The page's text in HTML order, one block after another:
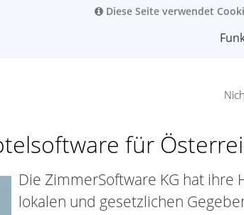
Diese Seite verwendet
für
Die ZimmerSoftware KG hat ihre
lokalen und gesetzlichen